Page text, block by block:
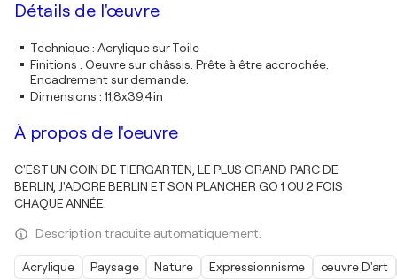
Détails de l'œuvre
Technique: Acrylique sur Toile
Finitions : Oeuvre sur châssis. Prête à être accrochée.
Encadrement sur demande.
Dimensions : 11,8x39,4in
À propos de l'oeuvre
C'EST UN COIN DE TIERGARTEN, LE PLUS GRAND PARC DE
BERLIN, J'ADORE BERLIN ET SON PLANCHER GO 1 OU 2 FOIS
CHAQUE ANNÉE.
Description traduite automatiquement.
Acrylique Paysage Nature Expressionnisme œuvre D'art